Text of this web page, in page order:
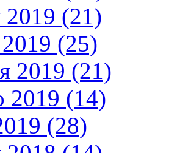
2019 (21)
2019 (25)
2019 (21)
2019 (14)
(28)